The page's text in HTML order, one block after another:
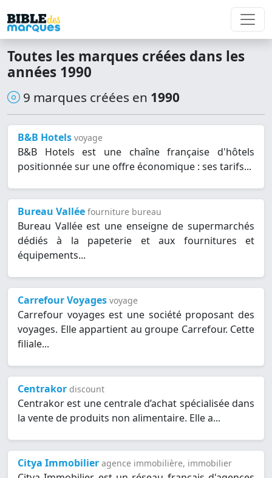
Toutes les marques créées dans les
années 1990
9 marques créées en 1990
B&B Hotels voyage
B&B Hotels est une chaîne française d'hôtels
positionnée sur une offre économique : ses tarifs...
Bureau Vallée fourniture bureau
Bureau Vallée est une enseigne de supermarchés
dédiés à la papeterie et aux fournitures et
équipements...
Carrefour Voyages voyage
Carrefour voyages est une société proposant des
voyages. Elle appartient au groupe Carrefour. Cette
filiale...
Centrakor discount
Centrakor est une centrale d’achat spécialisée dans
la vente de produits non alimentaire. Elle a...
Citya Immobilier agence immobilière, immobilier